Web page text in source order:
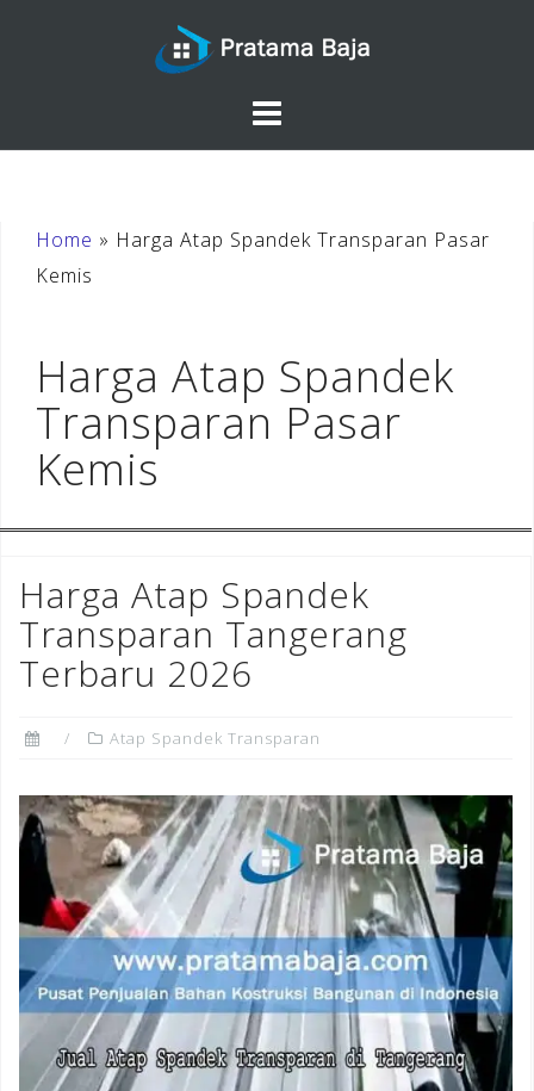
Home » Harga Atap Spandek Transparan Pasar
Kemis
Harga Atap Spandek
Transparan Pasar
Kemis
Harga Atap Spandek
Transparan Tangerang
Terbaru 2026
Atap Spandek Transparan